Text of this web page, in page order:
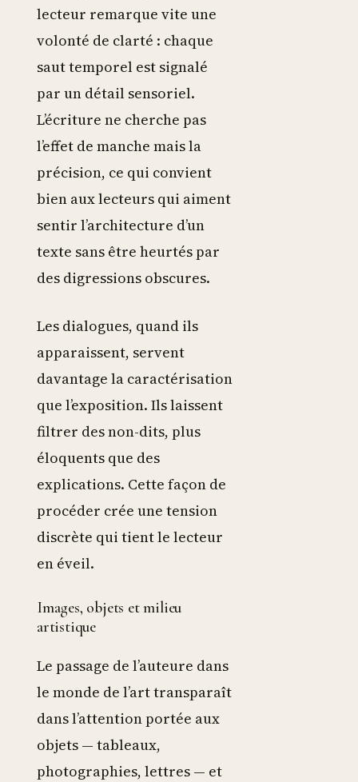
lecteur remarque vite une
volonté de clarté : chaque
saut temporel est signalé
par un détail sensoriel.
L’écriture ne cherche pas
l’effet de manche mais la
précision, ce qui convient
bien aux lecteurs qui aiment
sentir l’architecture d’un
texte sans être heurtés par
des digressions obscures.
Les dialogues, quand ils
apparaissent, servent
davantage la caractérisation
que l’exposition. Ils laissent
filtrer des non-dits, plus
éloquents que des
explications. Cette façon de
procéder crée une tension
discrète qui tient le lecteur
en éveil.
Images, objets et milieu
artistique
Le passage de l’auteure dans
le monde de l’art transparaît
dans l’attention portée aux
objets — tableaux,
photographies, lettres — et